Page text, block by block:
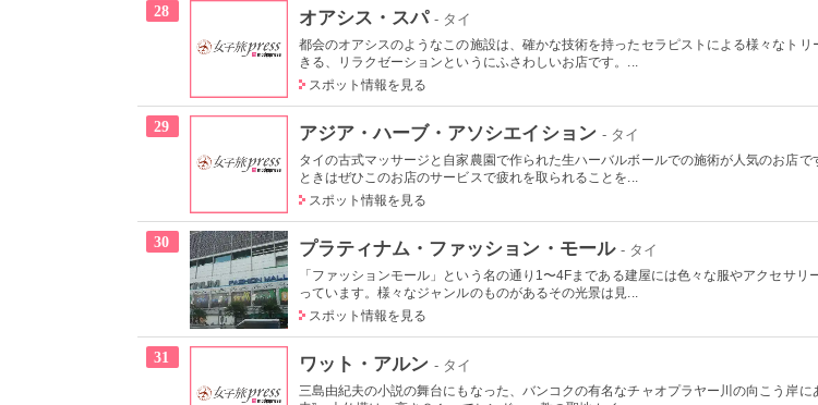
28 オアシス・スパ - タイ
都会のオアシスのようなこの施設は、確かな技術を持ったセラピストによる様々なトリ
きる、リラクゼーションというにふさわしいお店です。...
スポット情報を見る
29 アジア・ハーブ・アソシエイション - タイ
タイの古式マッサージと自家農園で作られた生ハーバルボールでの施術が人気のお店で
ときはぜひこのお店のサービスで疲れを取られることを...
スポット情報を見る
30 プラティナム・ファッション・モール - タイ
「ファッションモール」という名の通り1〜4Fまである建屋には色々な服やアクセサリ
っています。様々なジャンルのものがあるその光景は見...
スポット情報を見る
31 ワット・アルン - タイ
三島由紀夫の小説の舞台にもなった、バンコクの有名なチャオプラヤー川の向こう岸に